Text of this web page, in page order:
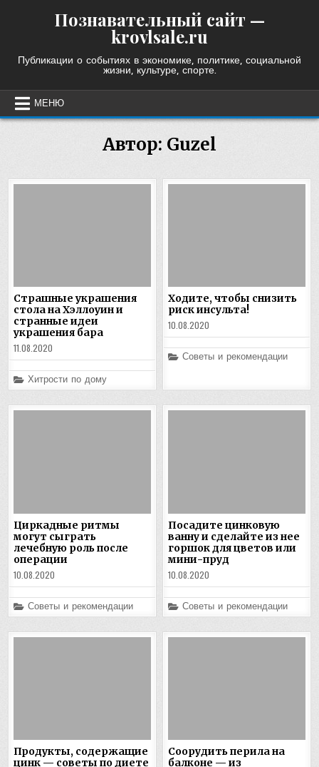
Познавательный сайт —
krovlsale.ru
Публикации о событиях в экономике, политике, социальной
жизни, культуре, спорте.
МЕНЮ
Автор: Guzel
Страшные украшения
стола на Хэллоуин и
странные идеи
украшения бара
11.08.2020
Posted
in
Хитрости по дому
Ходите, чтобы снизить
риск инсульта!
10.08.2020
Posted
Советы и рекомендации
Циркадные ритмы
могут сыграть
лечебную роль после
операции
10.08.2020
Posted
in
Советы и рекомендации
Посадите цинковую
ванну и сделайте из нее
горшок для цветов или
мини-пруд
10.08.2020
Posted
in
Советы и рекомендации
Продукты, содержащие
цинк — советы по диете
Соорудить перила на
балконе — из